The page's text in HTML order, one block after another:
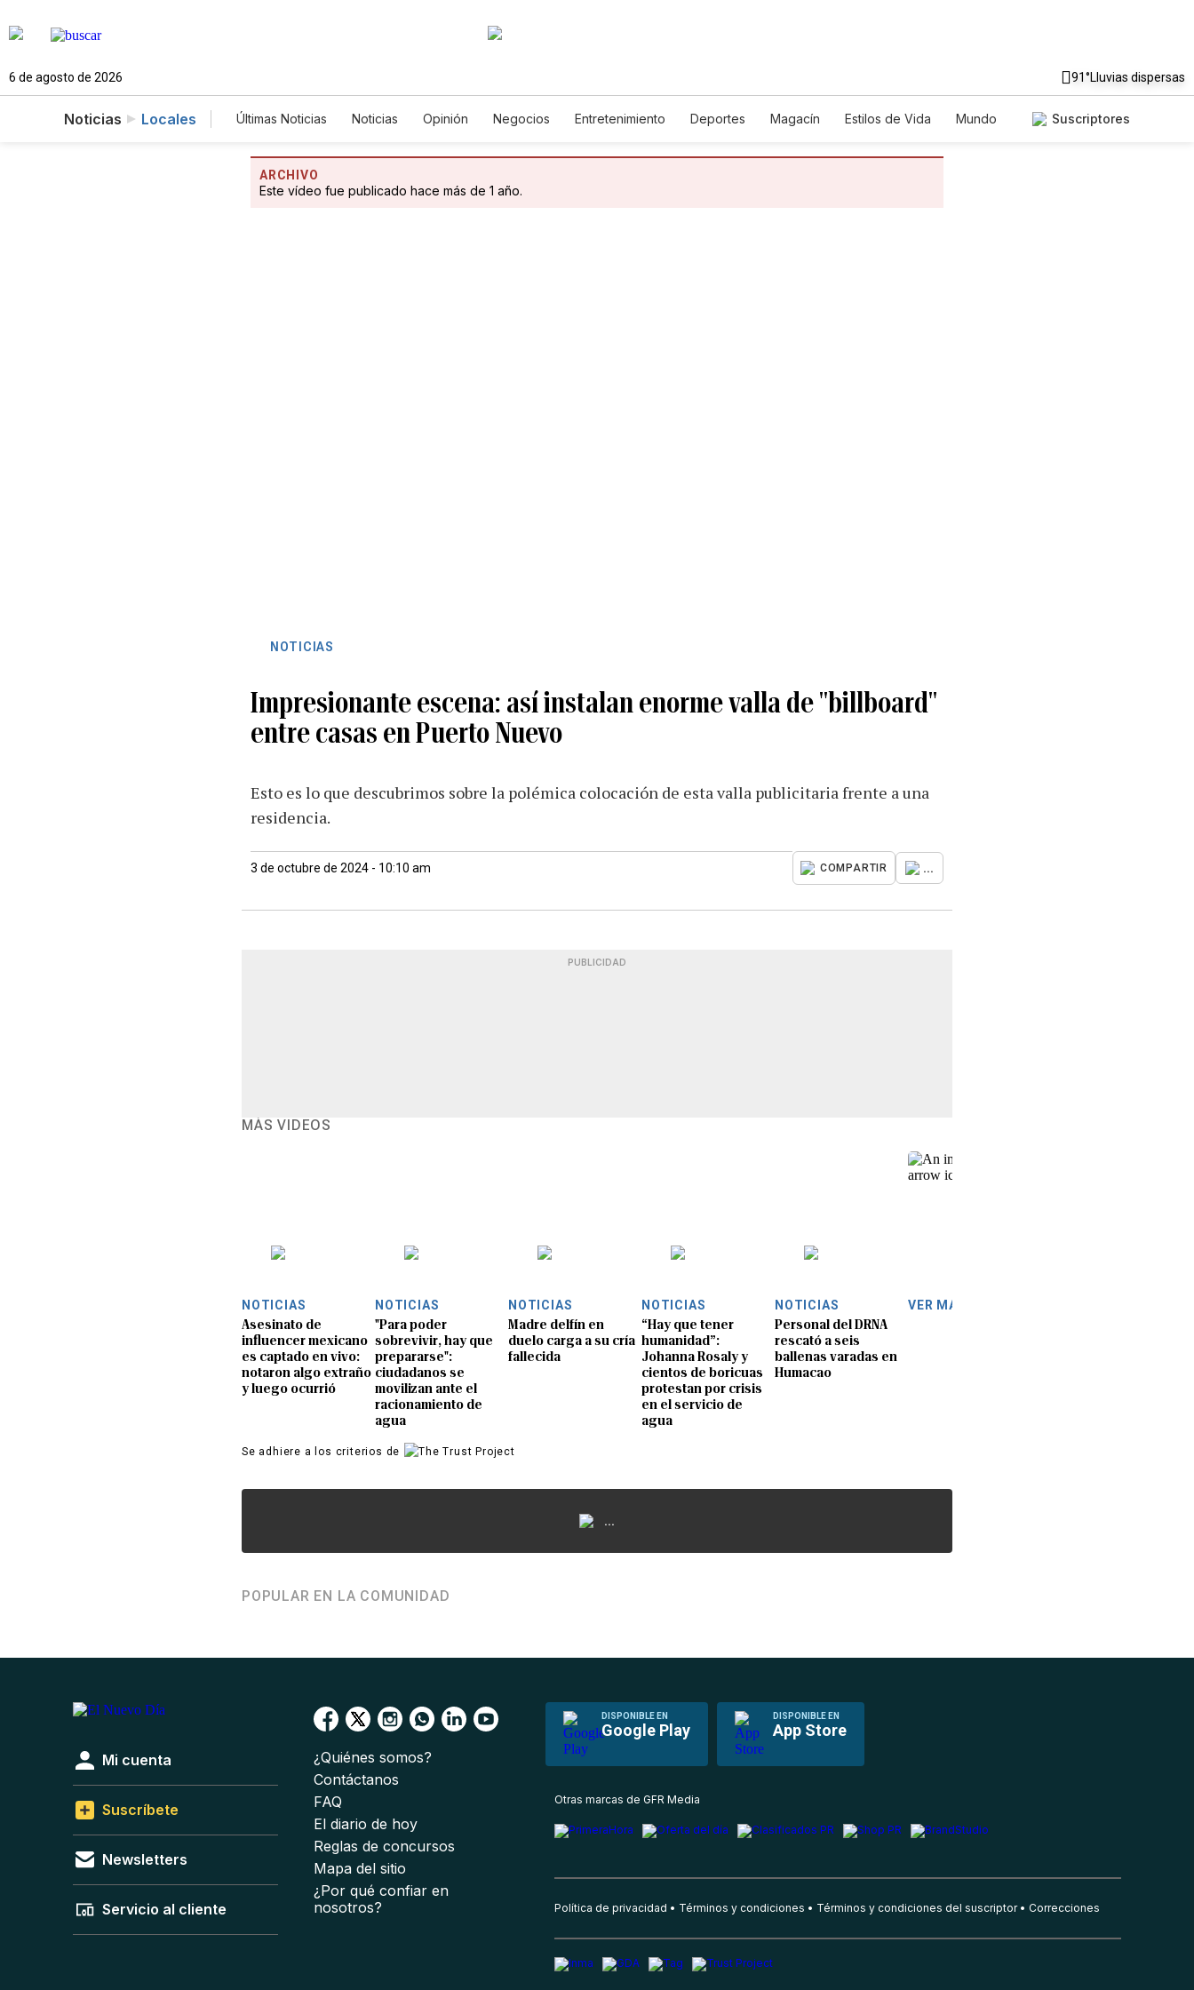
6 de agosto de 2026 91°Lluvias dispersas
Noticias Locales Últimas Noticias Noticias Opinión Negocios Entretenimiento Deportes Magacín Estilos de Vida
Mundo
Suscriptores
ARCHIVO
Este vídeo fue publicado hace más de 1 año.
NOTICIAS
Impresionante escena: así instalan enorme valla de "billboard"
entre casas en Puerto Nuevo
Esto es lo que descubrimos sobre la polémica colocación de esta valla publicitaria frente a una
residencia.
3 de octubre de 2024 - 10:10 am COMPARTIR ...
PUBLICIDAD
MÁS VIDEOS
NOTICIAS
Asesinato de
influencer mexicano
es captado en vivo:
notaron algo extraño
y luego ocurrió
NOTICIAS
"Para poder
sobrevivir, hay que
prepararse":
ciudadanos se
movilizan ante el
racionamiento de
agua
NOTICIAS
Madre delfín en
duelo carga a su cría
fallecida
NOTICIAS
“Hay que tener
humanidad”:
Johanna Rosaly y
cientos de boricuas
protestan por crisis
en el servicio de
agua
NOTICIAS
Personal del DRNA
rescató a seis
ballenas varadas en
Humacao
VER MÁS
Se adhiere a los criterios de
...
POPULAR EN LA COMUNIDAD
DISPONIBLE EN
Google Play
DISPONIBLE EN
App Store
Mi cuenta
Suscríbete
Newsletters
Servicio al cliente
¿Quiénes somos?
Contáctanos
FAQ
El diario de hoy
Reglas de concursos
Mapa del sitio
¿Por qué confiar en
nosotros?
Otras marcas de GFR Media
Política de privacidad Términos y condiciones Términos y condiciones del suscriptor Correcciones